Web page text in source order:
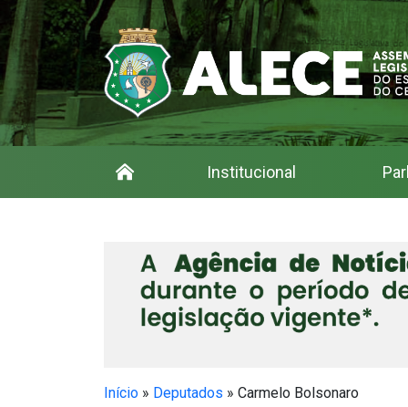
Institucional
Início » Deputados » Carmelo Bolsonaro